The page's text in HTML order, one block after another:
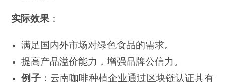
实际效果 ：
满足国内外市场对绿色食品的需求。
提高产品溢价能力，增强品牌公信力。
例子：云南咖啡种植企业通过区块链认证其有